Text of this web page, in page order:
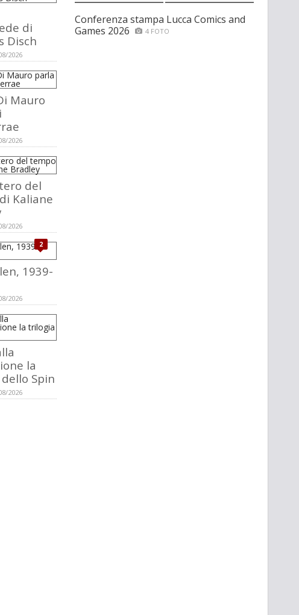
di
Disch
2026
Mauro
2026
del
Kaliane
2026
2
1939-
2026
la
Spin
2026
Conferenza stampa Lucca Comics and
Games 2026
4 FOTO